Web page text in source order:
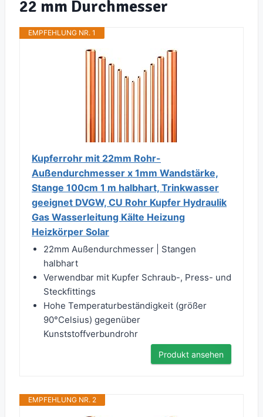
22 mm Durchmesser
EMPFEHLUNG NR. 1
Kupferrohr mit 22mm Rohr-
Außendurchmesser x 1mm Wandstärke,
Stange 100cm 1 m halbhart, Trinkwasser
geeignet DVGW, CU Rohr Kupfer Hydraulik
Gas Wasserleitung Kälte Heizung
Heizkörper Solar
22mm Außendurchmesser | Stangen
halbhart
Verwendbar mit Kupfer Schraub-, Press- und
Steckfittings
Hohe Temperaturbeständigkeit (größer
90°Celsius) gegenüber
Kunststoffverbundrohr
Produkt ansehen
EMPFEHLUNG NR. 2